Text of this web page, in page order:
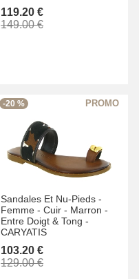
119.20 €
149.00 €
-20 %
Sandales Et Nu-Pieds -
Femme - Cuir - Marron -
Entre Doigt & Tong -
CARYATIS
103.20 €
129.00 €